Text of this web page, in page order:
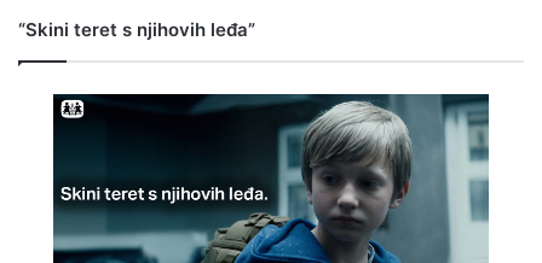
“Skini teret s njihovih leđa”